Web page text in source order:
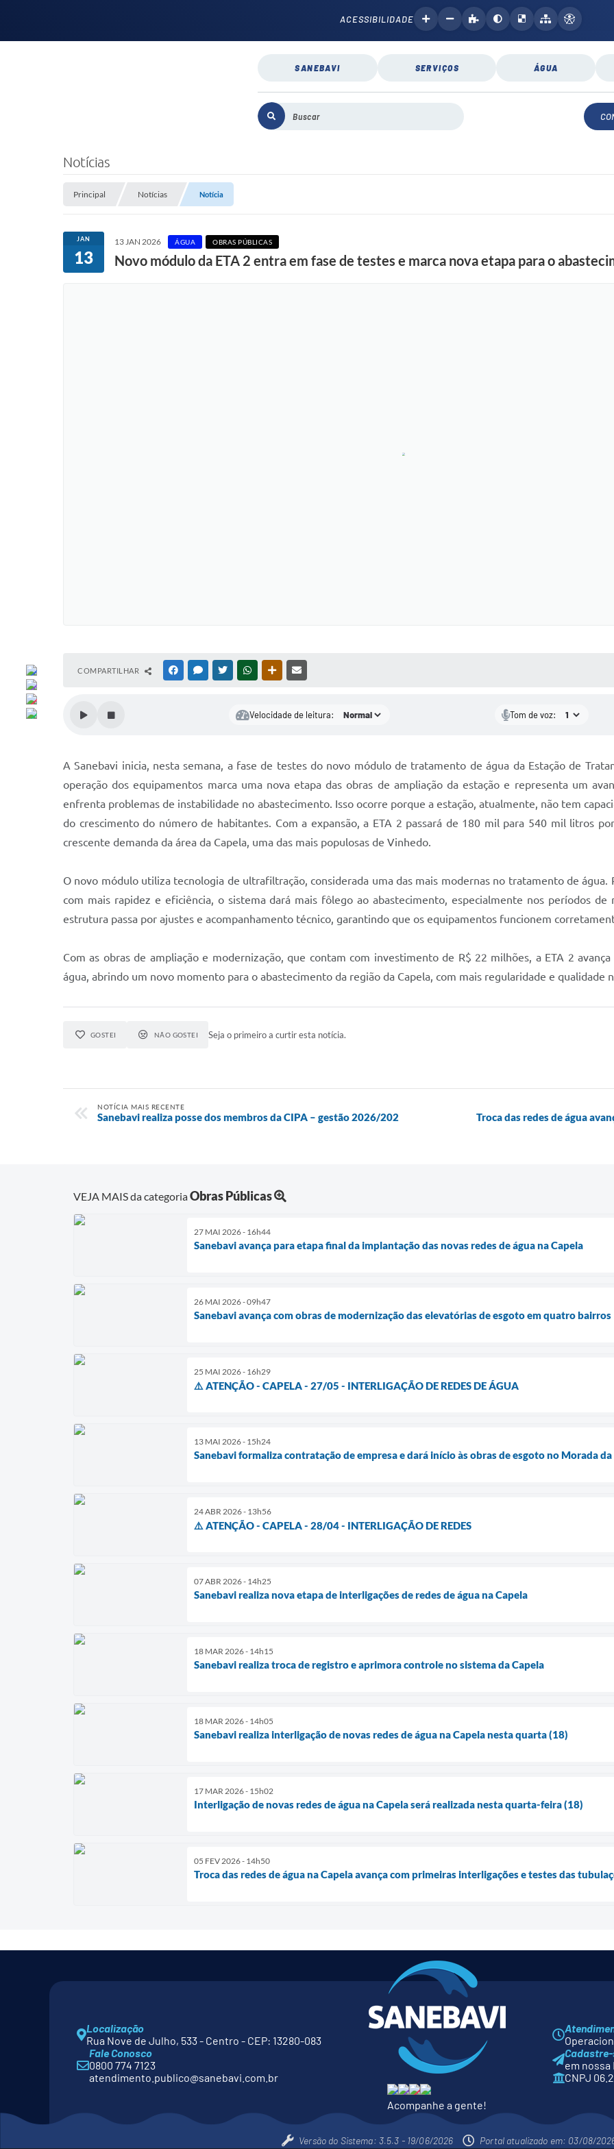
SANEBAVI SERVIÇOS ÁGUA
ACESSIBILIDADE
Notícias
Principal Notícias Notícia
JAN
13
13 JAN 2026 ÁGUA OBRAS PÚBLICAS
Novo módulo da ETA 2 entra em fase de testes e marca nova etapa para o
COMPARTILHAR FACEBOOKMESSENGER
TWITTERWHATSAPPOUTRAS MÍDIAS
Velocidade de leitura: Tom de voz:
A Sanebavi inicia, nesta semana, a fase de testes do novo módulo de tratamento de água da Estação de
operação dos equipamentos marca uma nova etapa das obras de ampliação da estação e representa um
enfrenta problemas de instabilidade no abastecimento. Isso ocorre porque a estação, atualmente, não tem
do crescimento do número de habitantes. Com a expansão, a ETA 2 passará de 180 mil para 540 mil litros
crescente demanda da área da Capela, uma das mais populosas de Vinhedo.
O novo módulo utiliza tecnologia de ultrafiltração, considerada uma das mais modernas no tratamento de
com mais rapidez e eficiência, o sistema dará mais fôlego ao abastecimento, especialmente nos períodos
estrutura passa por ajustes e acompanhamento técnico, garantindo que os equipamentos funcionem
Com as obras de ampliação e modernização, que contam com investimento de R$ 22 milhões, a ETA 2
água, abrindo um novo momento para o abastecimento da região da Capela, com mais regularidade e qualidade
GOSTEI NÃO GOSTEI Seja o primeiro a curtir esta notícia.
NOTÍCIA MAIS RECENTE
Sanebavi realiza posse dos membros da CIPA – gestão 2026/202 Troca das redes de água
VEJA MAIS da categoriaObras Públicas
27 MAI 2026 - 16h44
Sanebavi avança para etapa final da implantação das novas redes de água na Capela
26 MAI 2026 - 09h47
Sanebavi avança com obras de modernização das elevatórias de esgoto em quatro bairros
25 MAI 2026 - 16h29
⚠️ ATENÇÃO - CAPELA - 27/05 - INTERLIGAÇÃO DE REDES DE ÁGUA
13 MAI 2026 - 15h24
Sanebavi formaliza contratação de empresa e dará início às obras de esgoto no Morada da
24 ABR 2026 - 13h56
⚠️ ATENÇÃO - CAPELA - 28/04 - INTERLIGAÇÃO DE REDES
07 ABR 2026 - 14h25
Sanebavi realiza nova etapa de interligações de redes de água na Capela
18 MAR 2026 - 14h15
Sanebavi realiza troca de registro e aprimora controle no sistema da Capela
18 MAR 2026 - 14h05
Sanebavi realiza interligação de novas redes de água na Capela nesta quarta (18)
17 MAR 2026 - 15h02
Interligação de novas redes de água na Capela será realizada nesta quarta-feira (18)
05 FEV 2026 - 14h50
Troca das redes de água na Capela avança com primeiras interligações e testes das
Localização
Rua Nove de Julho, 533 - Centro - CEP: 13280-083
Fale Conosco
0800 774 7123
atendimento.publico@sanebavi.com.br
Acompanhe a gente!
em
CNPJ
Versão do Sistema: 3.5.3 - 19/06/2026 Portal atualizado em: 03/08/